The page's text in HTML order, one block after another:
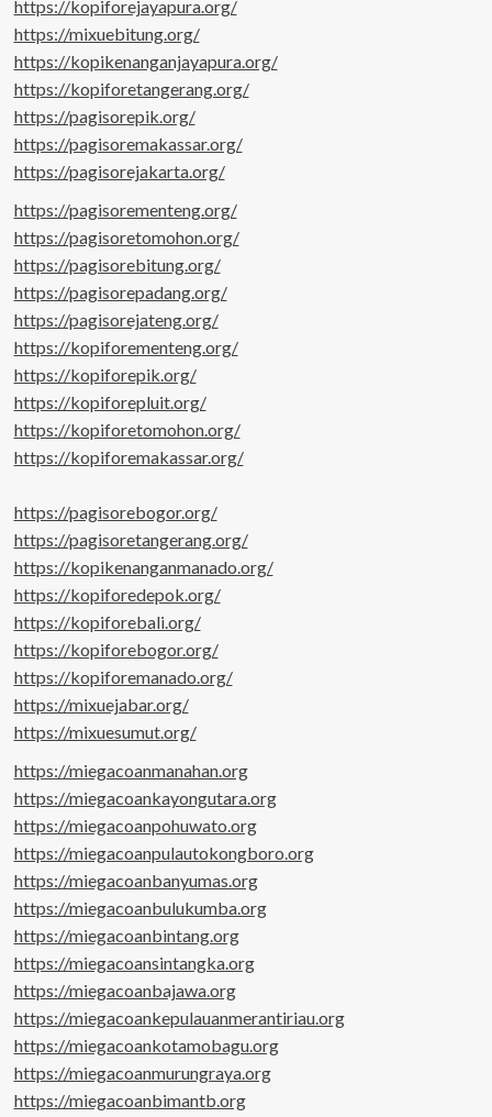
https://kopiforejayapura.org/
https://mixuebitung.org/
https://kopikenanganjayapura.org/
https://kopiforetangerang.org/
https://pagisorepik.org/
https://pagisoremakassar.org/
https://pagisorejakarta.org/
https://pagisorementeng.org/
https://pagisoretomohon.org/
https://pagisorebitung.org/
https://pagisorepadang.org/
https://pagisorejateng.org/
https://kopiforementeng.org/
https://kopiforepik.org/
https://kopiforepluit.org/
https://kopiforetomohon.org/
https://kopiforemakassar.org/
https://pagisorebogor.org/
https://pagisoretangerang.org/
https://kopikenanganmanado.org/
https://kopiforedepok.org/
https://kopiforebali.org/
https://kopiforebogor.org/
https://kopiforemanado.org/
https://mixuejabar.org/
https://mixuesumut.org/
https://miegacoanmanahan.org
https://miegacoankayongutara.org
https://miegacoanpohuwato.org
https://miegacoanpulautokongboro.org
https://miegacoanbanyumas.org
https://miegacoanbulukumba.org
https://miegacoanbintang.org
https://miegacoansintangka.org
https://miegacoanbajawa.org
https://miegacoankepulauanmerantiriau.org
https://miegacoankotamobagu.org
https://miegacoanmurungraya.org
https://miegacoanbimantb.org